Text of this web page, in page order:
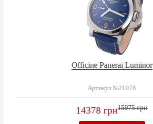
Officine Panerai Luminor
Артикул №21078
14378 грн15975 грн